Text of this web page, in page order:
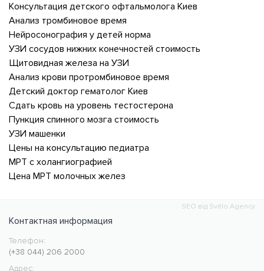
Консультация детского офтальмолога Киев
Анализ тромбиновое время
Нейросонография у детей норма
УЗИ сосудов нижних конечностей стоимость
Щитовидная железа на УЗИ
Анализ крови протромбиновое время
Детский доктор гематолог Киев
Сдать кровь на уровень тестостерона
Пункция спинного мозга стоимость
УЗИ машенки
Цены на консультацию педиатра
МРТ с холангиографией
Цена МРТ молочных желез
SEO від Svitlo Agency
Контактная информация
Медицинский центр CMC MED
https://cmcmed.clinic
Телефон:
(+38 044) 206 2000
Адрес: